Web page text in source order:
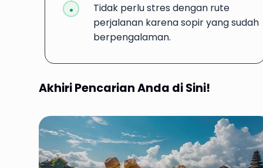
Tidak perlu stres dengan rute
perjalanan karena sopir yang sudah
berpengalaman.
Akhiri Pencarian Anda di Sini!